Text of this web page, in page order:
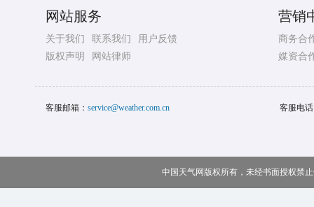
网站服务
关于我们 联系我们
用户反馈
版权声明
网站律师
营销
商务合
媒资合
客服邮箱： service@weather.com.cn 客服电
中国天气网版权所有，未经书面授权